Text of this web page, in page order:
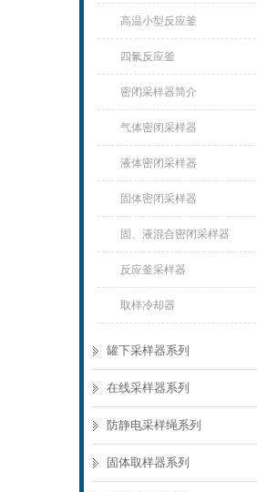
高温小型反应釜
四氟反应釜
密闭采样器简介
气体密闭采样器
液体密闭采样器
固体密闭采样器
固、液混合密闭采样器
反应釜采样器
取样冷却器
罐下采样器系列
在线采样器系列
防静电采样绳系列
固体取样器系列